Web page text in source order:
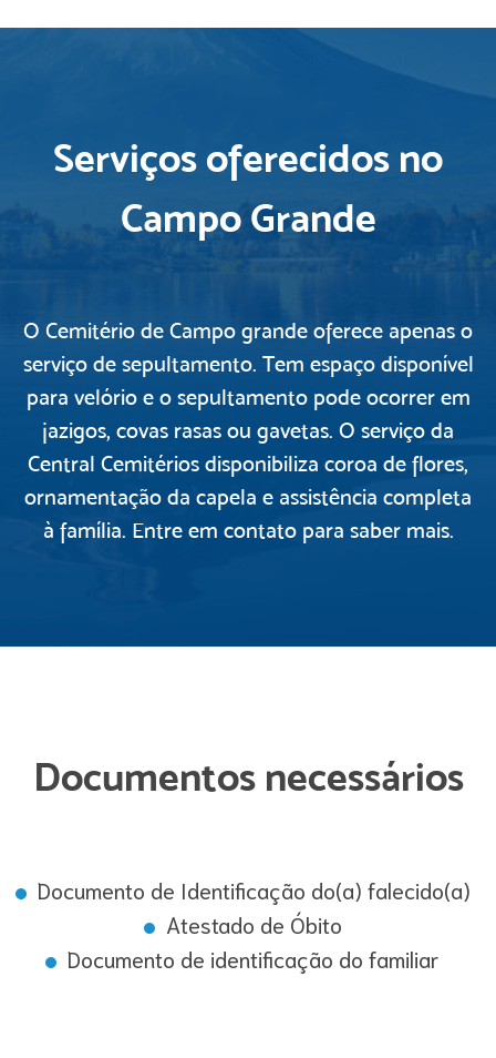
Serviços oferecidos no
Campo Grande
O Cemitério de Campo grande oferece apenas o
serviço de sepultamento. Tem espaço disponível
para velório e o sepultamento pode ocorrer em
jazigos, covas rasas ou gavetas. O serviço da
Central Cemitérios disponibiliza coroa de flores,
ornamentação da capela e assistência completa
à família. Entre em contato para saber mais.
Documentos necessários
Documento de Identificação do(a) falecido(a)
Atestado de Óbito
Documento de identificação do familiar